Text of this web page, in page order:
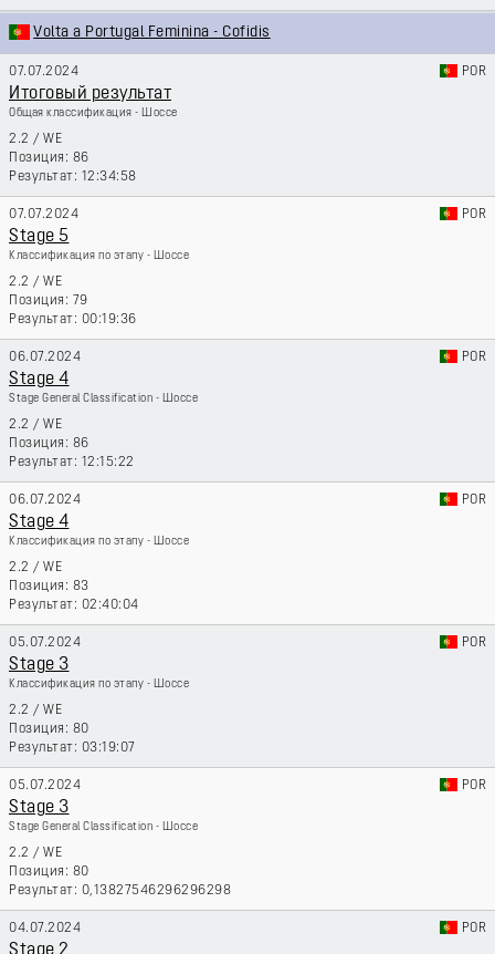
Volta a Portugal Feminina - Cofidis
07.07.2024 POR
Итоговый результат
Общая классификация - Шоссе
2.2 / WE
86
12:34:58
07.07.2024 POR
Stage 5
Классификация по этапу - Шоссе
2.2 / WE
79
00:19:36
06.07.2024 POR
Stage 4
Stage General Classification - Шоссе
2.2 / WE
86
12:15:22
06.07.2024 POR
Stage 4
Классификация по этапу - Шоссе
2.2 / WE
83
02:40:04
05.07.2024 POR
Stage 3
Классификация по этапу - Шоссе
2.2 / WE
80
03:19:07
05.07.2024 POR
Stage 3
Stage General Classification - Шоссе
2.2 / WE
80
0,13827546296296298
04.07.2024 POR